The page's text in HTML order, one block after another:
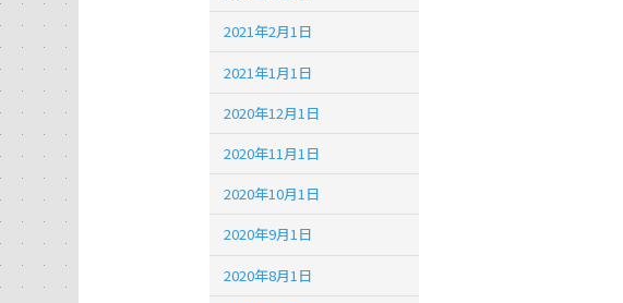
2021年2月1日
2021年1月1日
2020年12月1日
2020年11月1日
2020年10月1日
2020年9月1日
2020年8月1日